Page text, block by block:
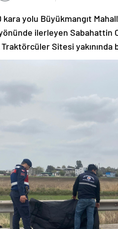
kara yolu Büyükmangıt
ilerleyen Sabahattin
Sitesi yakınında